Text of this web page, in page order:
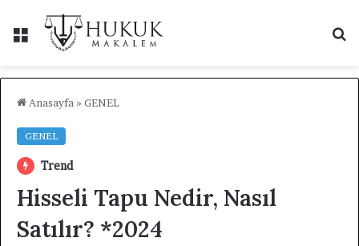
Menü
...
Anasayfa » GENEL
GENEL
Trend
Hisseli Tapu Nedir, Nasıl
Satılır? *2024